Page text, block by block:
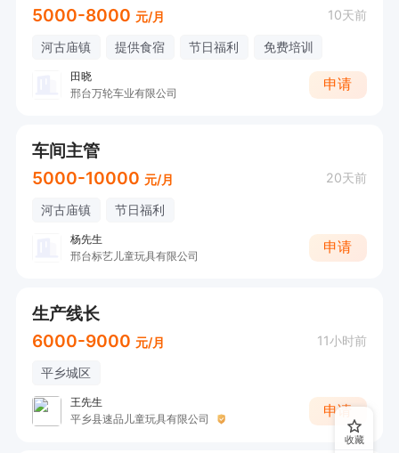
5000-8000 元/月 10天前
河古庙镇 提供食宿 节日福利 免费培训
田晓
邢台万轮车业有限公司
申请
车间主管
5000-10000 元/月 20天前
河古庙镇 节日福利
杨先生
邢台标艺儿童玩具有限公司
申请
生产线长
6000-9000 元/月 11小时前
平乡城区
王先生
平乡县速品儿童玩具有限公司
申请
收藏